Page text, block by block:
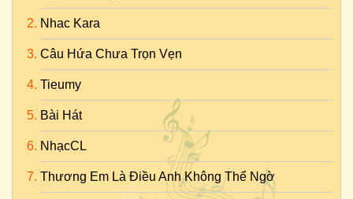
Nhac Kara
Câu Hứa Chưa Trọn Vẹn
Tieumy
Bài Hát
NhạcCL
Thương Em Là Điều Anh Không Thể Ngờ